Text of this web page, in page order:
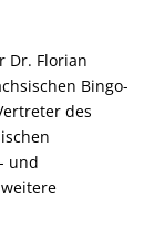
Dr. Florian
Bingo-
des
und